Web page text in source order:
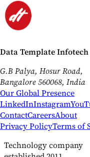
Data Template Infotech
G.B Palya, Hosur Road,
Bangalore 560068, India
Our Global Presence
LinkedInInstagram
ContactCareersAbout
Privacy PolicyTerms of
Technology company